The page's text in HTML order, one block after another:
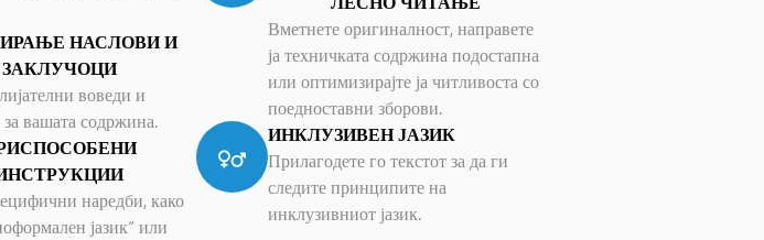
НАСЛОВИ И
ЗАКЛУЧОЦИ
воведи и
вашата содржина.
наредби, како
јазик“ или
Вметнете оригиналност, направете
ја техничката содржина подостапна
или оптимизирајте ја читливоста со
поедноставни зборови.
ИНКЛУЗИВЕН ЈАЗИК
Прилагодете го текстот за да ги
следите принципите на
инклузивниот јазик.